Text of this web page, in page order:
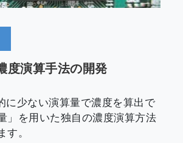
度演算手法の開発
に少ない演算量で濃度を算出で
」を用いた独自の濃度演算方法
す。